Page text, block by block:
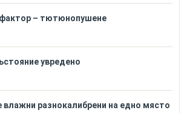
фактор – тютюнопушене
увредено
влажни разнокалибрени на едно място